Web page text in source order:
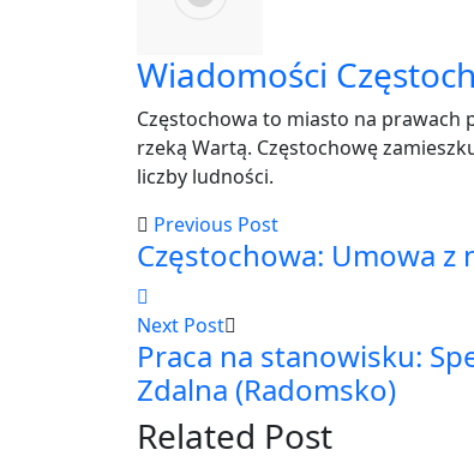
Wiadomości
Częstochowa to miasto na prawach
rzeką Wartą. Częstochowę
liczby ludności.
Previous Post
Częstochowa: Umowa
Next Post
Praca na stanowisku:
Zdalna (Radomsko)
Related Post